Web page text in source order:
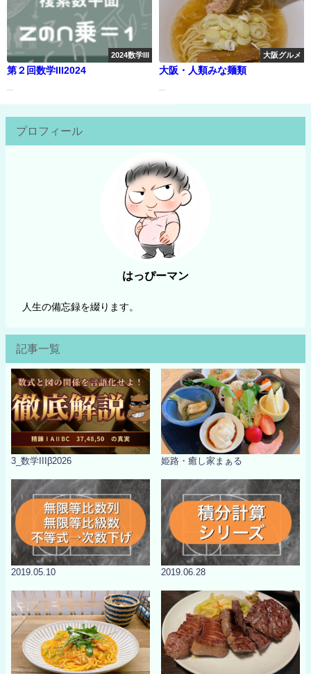
2024数学III
第２回数学III2024
大阪グルメ
大阪・人類みな麺類
プロフィール
はっぴーマン
人生の備忘録を綴ります。
記事一覧
3_数学IIIβ2026 姫路・癒し家まぁる
2019.05.10 2019.06.28